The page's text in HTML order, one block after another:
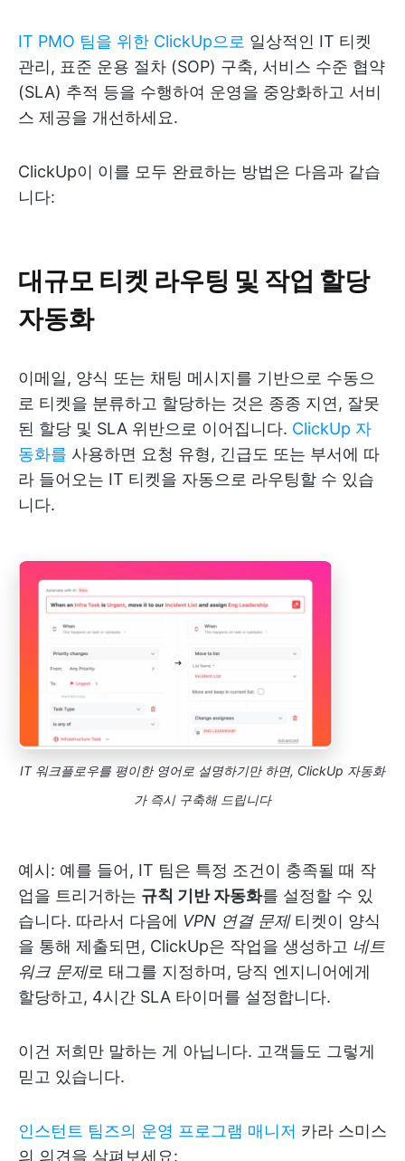
IT PMO 팀을 위한 ClickUp으로 일상적인 IT 티켓
관리, 표준 운용 절차 (SOP) 구축, 서비스 수준 협약
(SLA) 추적 등을 수행하여 운영을 중앙화하고 서비
스 제공을 개선하세요.
ClickUp이 이를 모두 완료하는 방법은 다음과 같습
니다:
대규모 티켓 라우팅 및 작업 할당
자동화
이메일, 양식 또는 채팅 메시지를 기반으로 수동으
로 티켓을 분류하고 할당하는 것은 종종 지연, 잘못
된 할당 및 SLA 위반으로 이어집니다. ClickUp 자
동화를 사용하면 요청 유형, 긴급도 또는 부서에 따
라 들어오는 IT 티켓을 자동으로 라우팅할 수 있습
니다.
IT 워크플로우를 평이한 영어로 설명하기만 하면, ClickUp 자동화
가 즉시 구축해 드립니다
예시: 예를 들어, IT 팀은 특정 조건이 충족될 때 작
업을 트리거하는 규칙 기반 자동화를 설정할 수 있
습니다. 따라서 다음에 VPN 연결 문제티켓이 양식
을 통해 제출되면, ClickUp은 작업을 생성하고 네트
워크 문제로 태그를 지정하며, 당직 엔지니어에게
할당하고, 4시간 SLA 타이머를 설정합니다.
이건 저희만 말하는 게 아닙니다. 고객들도 그렇게
믿고 있습니다.
인스턴트 팀즈의 운영 프로그램 매니저 카라 스미스
의 의견을 살펴보세요: